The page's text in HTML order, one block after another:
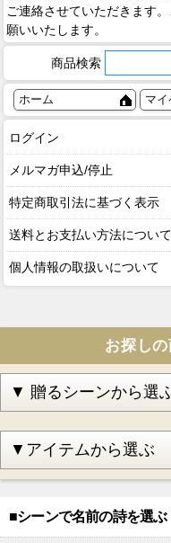
ご連絡させていただきます
願いいたします。
商品検索
ホーム マイ
ログイン
メルマガ申込/停止
特定商取引法に基づく表示
送料とお支払い方法について
個人情報の取扱いについて
お探し
■シーンで名前の詩を選ぶ